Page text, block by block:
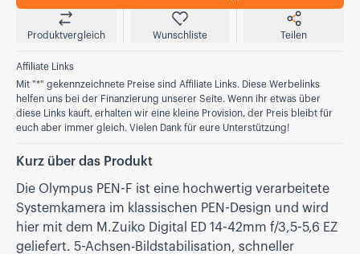
Produktvergleich Wunschliste Teilen
Affiliate Links
Mit "*" gekennzeichnete Preise sind Affiliate Links. Diese Werbelinks
helfen uns bei der Finanzierung unserer Seite. Wenn ihr etwas über
diese Links kauft, erhalten wir eine kleine Provision, der Preis bleibt für
euch aber immer gleich. Vielen Dank für eure Unterstützung!
Kurz über das Produkt
Die Olympus PEN-F ist eine hochwertig verarbeitete
Systemkamera im klassischen PEN-Design und wird
hier mit dem M.Zuiko Digital ED 14-42mm f/3,5-5,6 EZ
geliefert. 5-Achsen-Bildstabilisation, schneller